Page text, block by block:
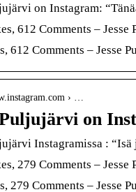
on Instagram:
612 Comments –
612 Comments – Jesse
› …
Puljujärvi on
Instagramissa : “Isä
279 Comments –
279 Comments – Jesse